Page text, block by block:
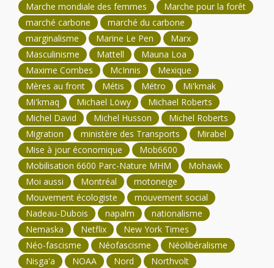
Marche mondiale des femmes
Marche pour la forêt
marché carbone
marché du carbone
marginalisme
Marine Le Pen
Marx
Masculinisme
Mattell
Mauna Loa
Maxime Combes
McInnis
Mexique
Mères au front
Métis Métro
Mi'kmak
Mi'kmaq
Michael Löwy
Michael Roberts
Michel David
Michel Husson
Michel Roberts
Migration
ministère des Transports
Mirabel
Mise à jour économique
Mob6600
Mobilisation 6600 Parc-Nature MHM
Mohawk
Moi aussi
Montréal
motoneige
Mouvement écologiste
mouvement social
Nadeau-Dubois
napalm
nationalisme
Nemaska
Netflix
New York Times
Néo-fascisme
Néofascisme
Néolibéralisme
Nisga'a
NOAA Nord
Northvolt